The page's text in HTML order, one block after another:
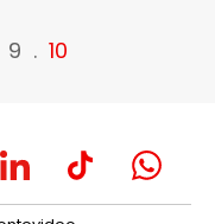
9 10